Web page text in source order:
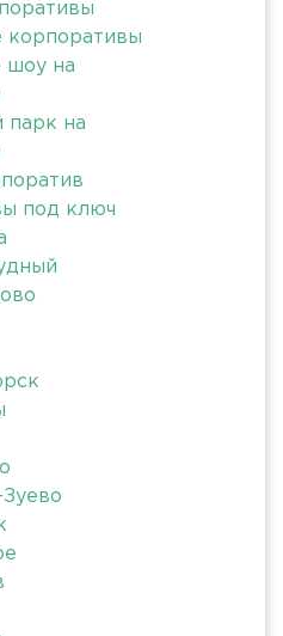
корпоративы
шоу на
парк на
под ключ